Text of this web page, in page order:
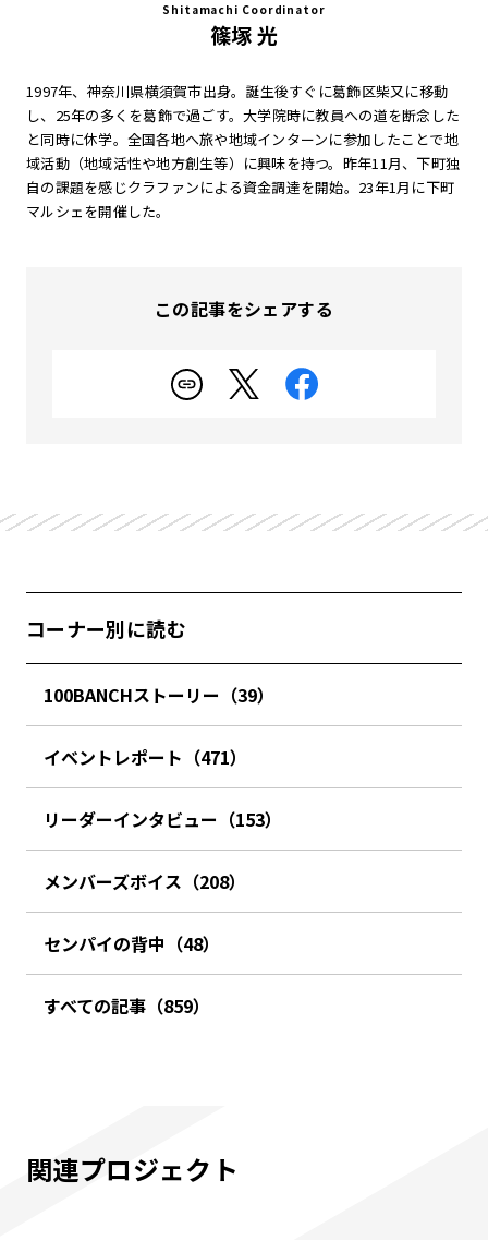
Shitamachi Coordinator
篠塚 光
1997年、神奈川県横須賀市出身。誕生後すぐに葛飾区柴又に移動
し、25年の多くを葛飾で過ごす。大学院時に教員への道を断念した
と同時に休学。全国各地へ旅や地域インターンに参加したことで地
域活動（地域活性や地方創生等）に興味を持つ。昨年11月、下町独
自の課題を感じクラファンによる資金調達を開始。23年1月に下町
マルシェを開催した。
この記事をシェアする
コーナー別に読む
100BANCHストーリー（39）
イベントレポート（471）
リーダーインタビュー（153）
メンバーズボイス（208）
センパイの背中（48）
すべての記事（859）
関連プロジェクト